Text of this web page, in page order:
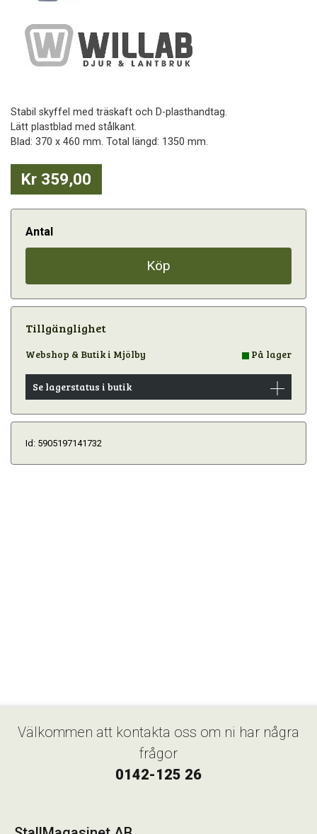
Stabil skyffel med träskaft och D-plasthandtag.
Lätt plastblad med stålkant.
Blad: 370 x 460 mm. Total längd: 1350 mm.
Kr 359,00
Antal
Köp
Tillgänglighet
Webshop & Butik i Mjölby På lager
Se lagerstatus i butik
Id: 5905197141732
Välkommen att kontakta oss om ni har några
frågor
0142-125 26